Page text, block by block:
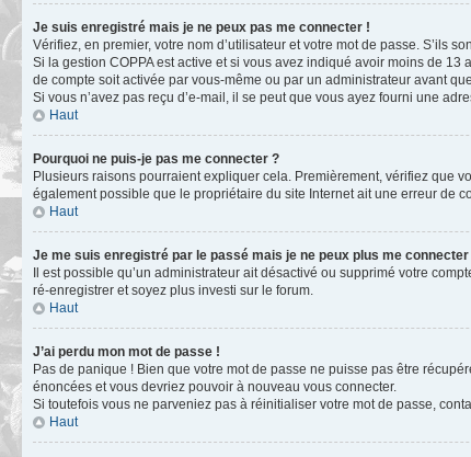
Je suis enregistré mais je ne peux pas me connecter !
Vérifiez, en premier, votre nom d’utilisateur et votre mot de passe. S’ils
Si la gestion COPPA est active et si vous avez indiqué avoir moins de
de compte soit activée par vous-même ou par un administrateur avant
Si vous n’avez pas reçu d’e-mail, il se peut que vous ayez fourni une
Haut
Pourquoi ne puis-je pas me connecter ?
Plusieurs raisons pourraient expliquer cela. Premièrement, vérifiez que
également possible que le propriétaire du site Internet ait une erreur de
Haut
Je me suis enregistré par le passé mais je ne peux plus me connecter
Il est possible qu’un administrateur ait désactivé ou supprimé votre
ré-enregistrer et soyez plus investi sur le forum.
Haut
J’ai perdu mon mot de passe !
Pas de panique ! Bien que votre mot de passe ne puisse pas être
énoncées et vous devriez pouvoir à nouveau vous connecter.
Si toutefois vous ne parveniez pas à réinitialiser votre mot de passe,
Haut